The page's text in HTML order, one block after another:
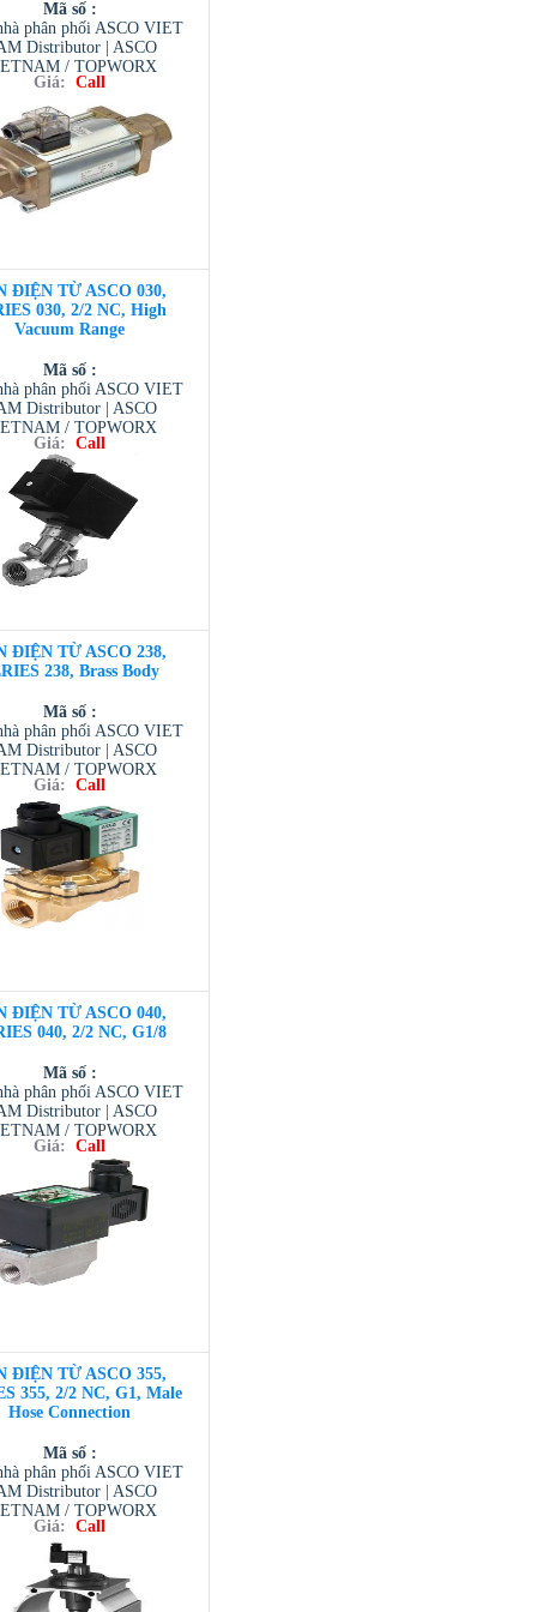
Mã số :
phân phối ASCO VIET
Distributor | ASCO
/ TOPWORX
/ AVENTIC VIETNAM
VIETNAM
Giá: Call
ĐIỆN TỪ ASCO 030,
030, 2/2 NC, High
Vacuum Range
Mã số :
phân phối ASCO VIET
Distributor | ASCO
/ TOPWORX
/ AVENTIC VIETNAM
VIETNAM
Giá: Call
ĐIỆN TỪ ASCO 238,
238, Brass Body
Mã số :
phân phối ASCO VIET
Distributor | ASCO
/ TOPWORX
/ AVENTIC VIETNAM
VIETNAM
Giá: Call
ĐIỆN TỪ ASCO 040,
040, 2/2 NC, G1/8
Mã số :
phân phối ASCO VIET
Distributor | ASCO
/ TOPWORX
/ AVENTIC VIETNAM
VIETNAM
Giá: Call
ĐIỆN TỪ ASCO 355,
355, 2/2 NC, G1, Male
Hose Connection
Mã số :
phân phối ASCO VIET
Distributor | ASCO
/ TOPWORX
/ AVENTIC VIETNAM
VIETNAM
Giá: Call